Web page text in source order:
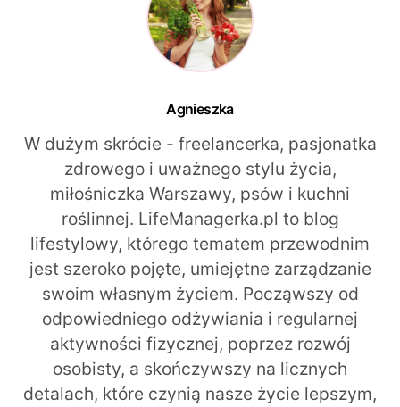
Agnieszka
W dużym skrócie - freelancerka, pasjonatka
zdrowego i uważnego stylu życia,
miłośniczka Warszawy, psów i kuchni
roślinnej. LifeManagerka.pl to blog
lifestylowy, którego tematem przewodnim
jest szeroko pojęte, umiejętne zarządzanie
swoim własnym życiem. Począwszy od
odpowiedniego odżywiania i regularnej
aktywności fizycznej, poprzez rozwój
osobisty, a skończywszy na licznych
detalach, które czynią nasze życie lepszym,